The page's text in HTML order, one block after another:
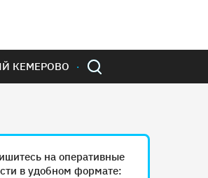
КЕМЕРОВО
на оперативные
в удобном формате: